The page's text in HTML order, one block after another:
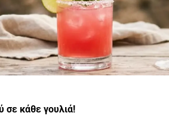
σε κάθε γουλιά!